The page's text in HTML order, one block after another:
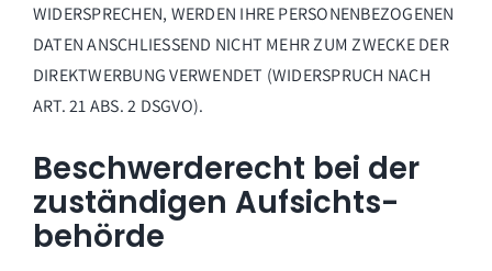
WIDERSPRECHEN, WERDEN IHRE PERSONENBEZOGENEN
DATEN ANSCHLIESSEND NICHT MEHR ZUM ZWECKE DER
DIREKTWERBUNG VERWENDET (WIDERSPRUCH NACH
ART. 21 ABS. 2 DSGVO).
Beschwerde­recht bei der
zuständigen Aufsichts­
behörde